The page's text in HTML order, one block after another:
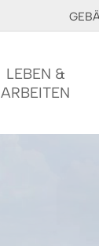
LEBEN &
ARBEITEN